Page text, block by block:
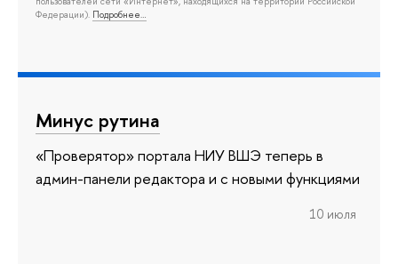
Федерации). Подробнее…
Минус рутина
«Проверятор» портала НИУ ВШЭ теперь в
админ-панели редактора и с новыми функциями
10 июля